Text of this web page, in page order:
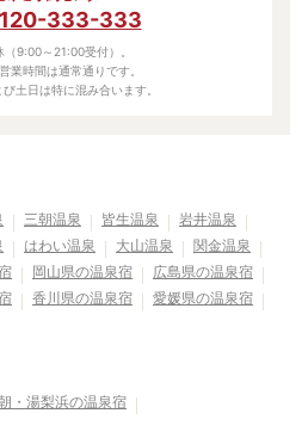
333-333
9:00～21:00受付）。
業時間は通常通りです。
土日は特に混み合います。
三朝温泉 皆生温泉
岩井温泉
はわい温泉 大山温泉
関金温泉
岡山県の温泉宿
広島県の温泉宿
香川県の温泉宿
愛媛県の温泉宿
・湯梨浜の温泉宿